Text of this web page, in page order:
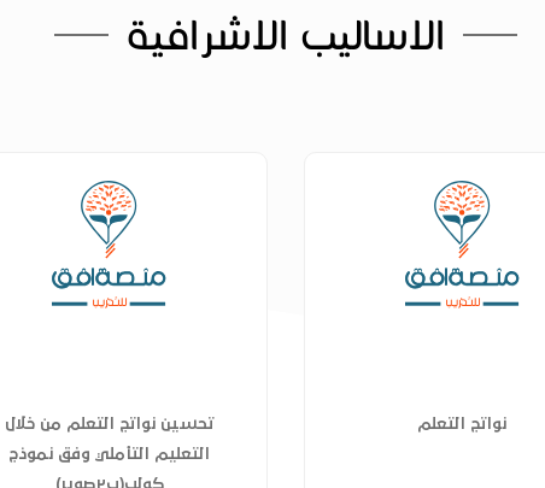
الاساليب الاشرافية
نواتج التعلم تحسين نواتج التعلم من خلال
التعليم التأملي وفق نموذج
كولب(ب٢صوير)